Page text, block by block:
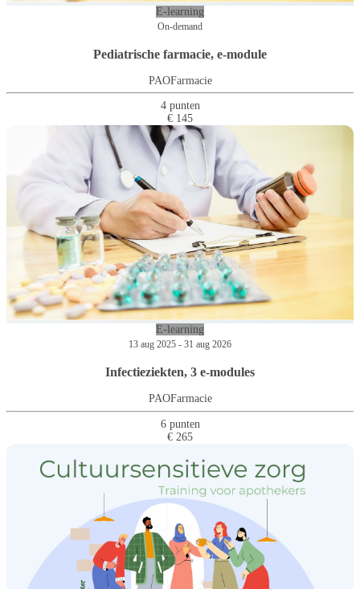
E-learning
On-demand
Pediatrische farmacie, e-module
PAOFarmacie
4 punten
€ 145
E-learning
13 aug 2025 - 31 aug 2026
Infectieziekten, 3 e-modules
PAOFarmacie
6 punten
€ 265